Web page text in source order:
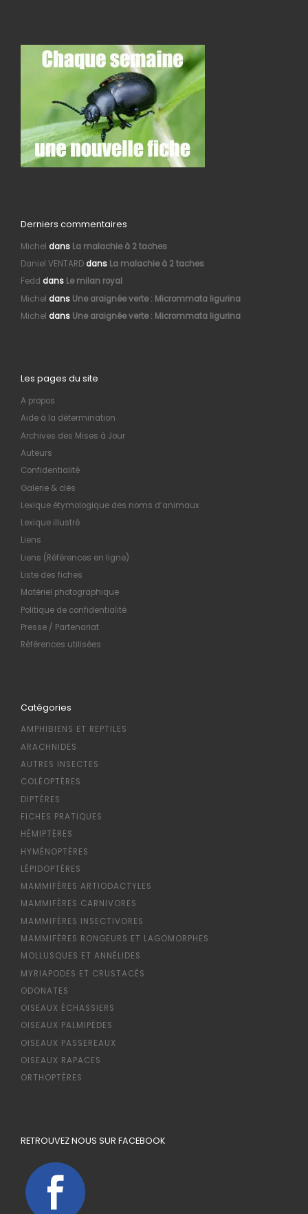
Derniers commentaires
Michel dans La malachie à 2 taches
Daniel VENTARDdans La malachie à 2 taches
Fedd dans Le milan royal
Michel dans Une araignée verte : Micrommata ligurina
Michel dans Une araignée verte : Micrommata ligurina
Les pages du site
A propos
Aide à la détermination
Archives des Mises à Jour
Auteurs
Confidentialité
Galerie & clés
Lexique étymologique des noms d’animaux
Lexique illustré
Liens
Liens (Références en ligne)
Liste des fiches
Matériel photographique
Politique de confidentialité
Presse / Partenariat
Références utilisées
Catégories
AMPHIBIENS ET REPTILES
ARACHNIDES
AUTRES INSECTES
COLÉOPTÈRES
DIPTÈRES
FICHES PRATIQUES
HÉMIPTÈRES
HYMÉNOPTÈRES
LÉPIDOPTÈRES
MAMMIFÈRES ARTIODACTYLES
MAMMIFÈRES CARNIVORES
MAMMIFÈRES INSECTIVORES
MAMMIFÈRES RONGEURS ET LAGOMORPHES
MOLLUSQUES ET ANNÉLIDES
MYRIAPODES ET CRUSTACÉS
ODONATES
OISEAUX ÉCHASSIERS
OISEAUX PALMIPÈDES
OISEAUX PASSEREAUX
OISEAUX RAPACES
ORTHOPTÈRES
RETROUVEZ NOUS SUR FACEBOOK